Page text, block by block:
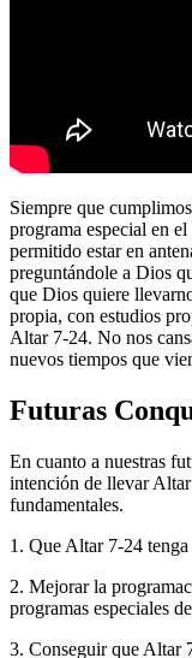
Siempre que
programa especial en
permitido estar en
preguntándole a Dios
que Dios quiere
propia, con estudios
Altar 7-24. No nos
nuevos tiempos que
Futuras
En cuanto a nuestras
intención de llevar
fundamentales.
1. Que Altar 7-24
2. Mejorar la
programas especiales
3. Conseguir que Altar